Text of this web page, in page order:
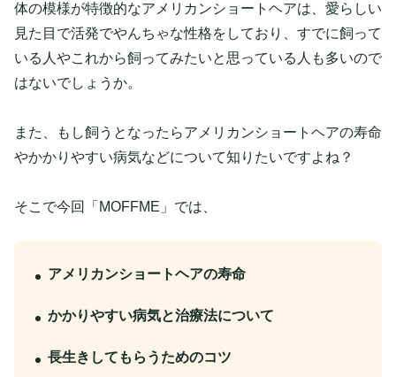
体の模様が特徴的なアメリカンショートヘアは、愛らしい
見た目で活発でやんちゃな性格をしており、すでに飼って
いる人やこれから飼ってみたいと思っている人も多いので
はないでしょうか。
また、もし飼うとなったらアメリカンショートヘアの寿命
やかかりやすい病気などについて知りたいですよね？
そこで今回「MOFFME」では、
アメリカンショートヘアの寿命
かかりやすい病気と治療法について
長生きしてもらうためのコツ